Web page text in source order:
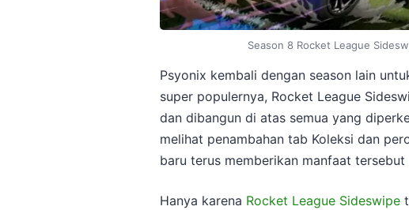
Season 8 Rocket League
Psyonix kembali dengan season lain
super populernya, Rocket League
dan dibangun di atas semua yang
melihat penambahan tab Koleksi dan
baru terus memberikan manfaat
Hanya karena Rocket League Sideswipe